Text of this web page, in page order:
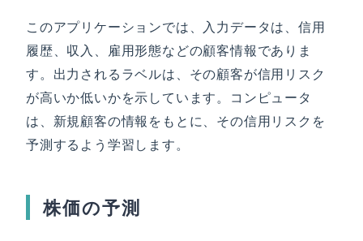
このアプリケーションでは、入力データは、信用
履歴、収入、雇用形態などの顧客情報でありま
す。出力されるラベルは、その顧客が信用リスク
が高いか低いかを示しています。コンピュータ
は、新規顧客の情報をもとに、その信用リスクを
予測するよう学習します。
株価の予測